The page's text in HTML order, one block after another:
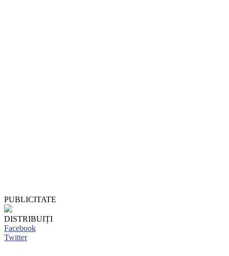
PUBLICITATE
DISTRIBUIȚI
Facebook
Twitter